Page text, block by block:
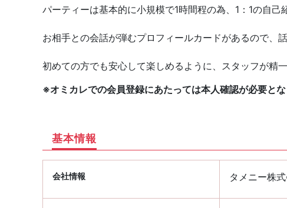
パーティーは基本的に小規模で1時間程の為、1：1の自
お相手との会話が弾むプロフィールカードがあるので、
初めての方でも安心して楽しめるように、スタッフが精
※オミカレでの会員登録にあたっては本人確認が必要とな
基本情報
会社情報 タメニー株